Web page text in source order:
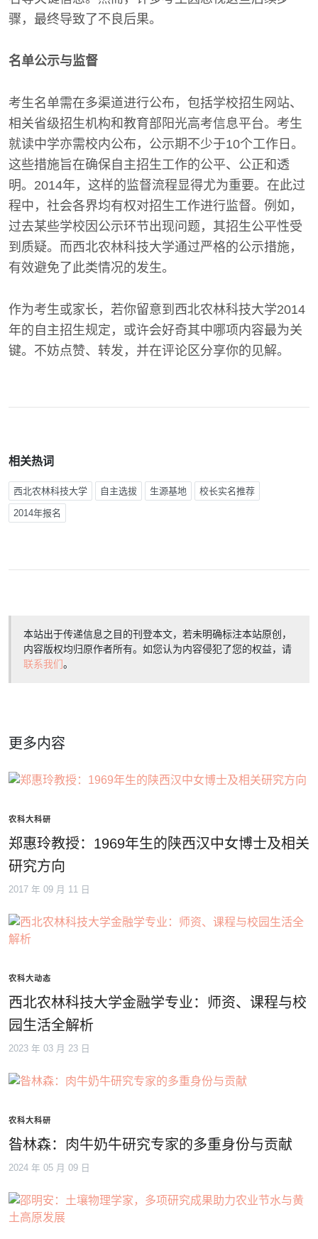
骤，最终导致了不良后果。
名单公示与监督
考生名单需在多渠道进行公布，包括学校招生网站、
相关省级招生机构和教育部阳光高考信息平台。考生
就读中学亦需校内公布，公示期不少于10个工作日。
这些措施旨在确保自主招生工作的公平、公正和透
明。2014年，这样的监督流程显得尤为重要。在此过
程中，社会各界均有权对招生工作进行监督。例如，
过去某些学校因公示环节出现问题，其招生公平性受
到质疑。而西北农林科技大学通过严格的公示措施，
有效避免了此类情况的发生。
作为考生或家长，若你留意到西北农林科技大学2014
年的自主招生规定，或许会好奇其中哪项内容最为关
键。不妨点赞、转发，并在评论区分享你的见解。
相关热词
西北农林科技大学 自主选拔 生源基地 校长实名推荐
2014年报名
本站出于传递信息之目的刊登本文，若未明确标注本站原创，
内容版权均归原作者所有。如您认为内容侵犯了您的权益，请
联系我们。
更多内容
农科大科研
郑惠玲教授：1969年生的陕西汉中女博士及相关
研究方向
2017 年 09 月 11 日
农科大动态
西北农林科技大学金融学专业：师资、课程与校
园生活全解析
2023 年 03 月 23 日
农科大科研
昝林森：肉牛奶牛研究专家的多重身份与贡献
2024 年 05 月 09 日